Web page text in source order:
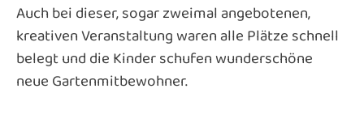
Auch bei dieser, sogar zweimal angebotenen,
kreativen Veranstaltung waren alle Plätze schnell
belegt und die Kinder schufen wunderschöne
neue Gartenmitbewohner.